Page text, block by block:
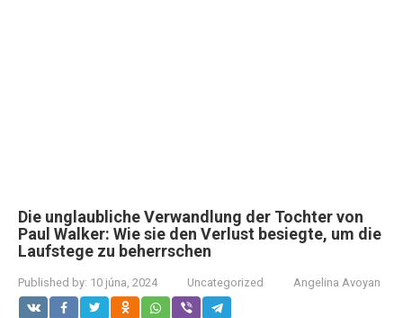
Die unglaubliche Verwandlung der Tochter von
Paul Walker: Wie sie den Verlust besiegte, um die
Laufstege zu beherrschen
Published by: 10 júna, 2024 Uncategorized Angelina Avoyan